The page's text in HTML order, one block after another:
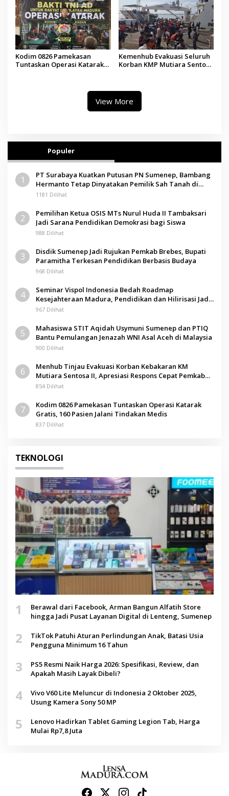
Kodim 0826 Pamekasan
Tuntaskan Operasi Katarak
Kemenhub Evakuasi Seluruh
Korban KMP Mutiara Sentosa
View More
Populer
1
PT Surabaya Kuatkan Putusan PN Sumenep, Bambang
Hermanto Tetap Dinyatakan Pemilik Sah Tanah di
Pamolokan
1181 Dilihat
2
Pemilihan Ketua OSIS MTs Nurul Huda II Tambaksari
Jadi Sarana Pendidikan Demokrasi bagi Siswa
988 Dilihat
3
Disdik Sumenep Jadi Rujukan Pemkab Brebes, Bupati
Paramitha Terkesan Pendidikan Berbasis Budaya
968 Dilihat
4
Seminar Vispol Indonesia Bedah Roadmap
Kesejahteraan Madura, Pendidikan dan Hilirisasi Jadi
Kunci
967 Dilihat
5
Mahasiswa STIT Aqidah Usymuni Sumenep dan PTIQ
Bantu Pemulangan Jenazah WNI Asal Aceh di Malaysia
900 Dilihat
6
Menhub Tinjau Evakuasi Korban Kebakaran KM
Mutiara Sentosa II, Apresiasi Respons Cepat Pemkab
Sumenep
854 Dilihat
7
Kodim 0826 Pamekasan Tuntaskan Operasi Katarak
Gratis, 160 Pasien Jalani Tindakan Medis
837 Dilihat
TEKNOLOGI
1
Berawal dari Facebook, Arman Bangun Alfatih Store
hingga Jadi Pusat Layanan Digital di Lenteng, Sumenep
2
TikTok Patuhi Aturan Perlindungan Anak, Batasi Usia
Pengguna Minimum 16 Tahun
3
PS5 Resmi Naik Harga 2026: Spesifikasi, Review, dan
Apakah Masih Layak Dibeli?
4
Vivo V60 Lite Meluncur di Indonesia 2 Oktober 2025,
Usung Kamera Sony 50 MP
5
Lenovo Hadirkan Tablet Gaming Legion Tab, Harga
Mulai Rp7,8 Juta